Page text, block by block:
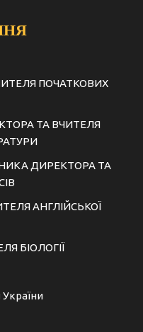
ПОЧАТКОВИХ
ТА ВЧИТЕЛЯ
ДИРЕКТОРА ТА
АНГЛІЙСЬКОЇ
БІОЛОГІЇ
України